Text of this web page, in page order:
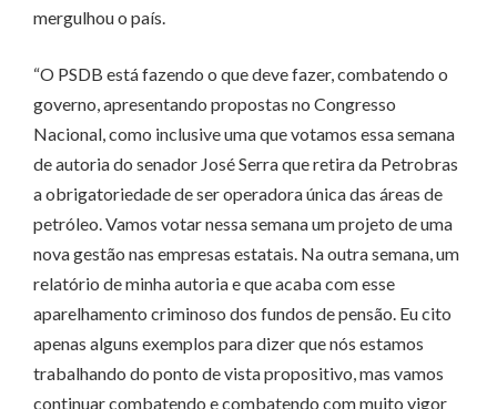
mergulhou o país.
“O PSDB está fazendo o que deve fazer, combatendo o
governo, apresentando propostas no Congresso
Nacional, como inclusive uma que votamos essa semana
de autoria do senador José Serra que retira da Petrobras
a obrigatoriedade de ser operadora única das áreas de
petróleo. Vamos votar nessa semana um projeto de uma
nova gestão nas empresas estatais. Na outra semana, um
relatório de minha autoria e que acaba com esse
aparelhamento criminoso dos fundos de pensão. Eu cito
apenas alguns exemplos para dizer que nós estamos
trabalhando do ponto de vista propositivo, mas vamos
continuar combatendo e combatendo com muito vigor